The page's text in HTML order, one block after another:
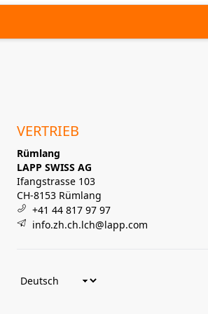
VERTRIEB
Rümlang
LAPP SWISS AG
Ifangstrasse 103
CH-8153 Rümlang
+41 44 817 97 97
info.zh.ch.lch@lapp.com